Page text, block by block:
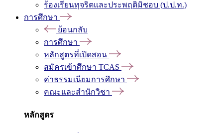
ร้องเรียนทุจริตและประพฤติมิชอบ (ป.ป.ท.)
การศึกษา
ย้อนกลับ
การศึกษา
หลักสูตรที่เปิดสอน
สมัครเข้าศึกษา TCAS
ค่าธรรมเนียมการศึกษา
คณะและสำนักวิชา
หลักสูตร